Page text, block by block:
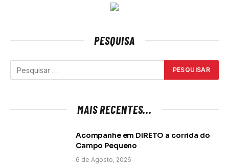
PESQUISA
MAIS RECENTES...
Acompanhe em DIRETO a corrida do
Campo Pequeno
6 de Agosto, 2026